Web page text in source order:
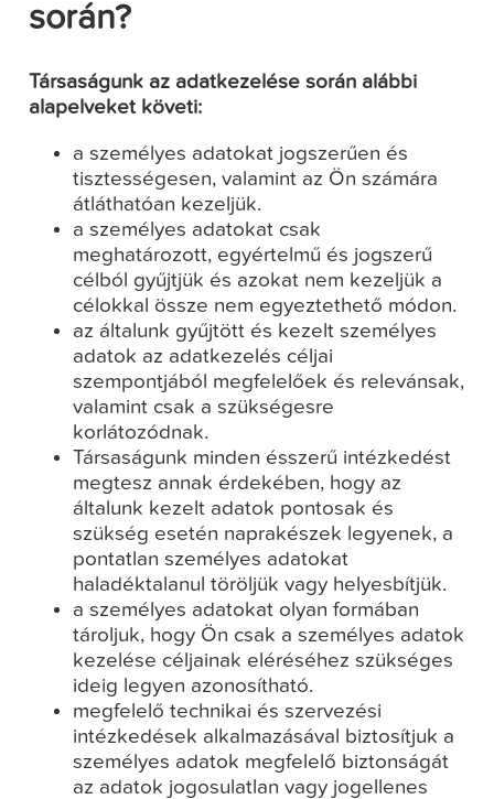
során?
Társaságunk az adatkezelése során alábbi
alapelveket követi:
a személyes adatokat jogszerűen és
tisztességesen, valamint az Ön számára
átláthatóan kezeljük.
a személyes adatokat csak
meghatározott, egyértelmű és jogszerű
célból gyűjtjük és azokat nem kezeljük a
célokkal össze nem egyeztethető módon.
az általunk gyűjtött és kezelt személyes
adatok az adatkezelés céljai
szempontjából megfelelőek és relevánsak,
valamint csak a szükségesre
korlátozódnak.
Társaságunk minden ésszerű intézkedést
megtesz annak érdekében, hogy az
általunk kezelt adatok pontosak és
szükség esetén naprakészek legyenek, a
pontatlan személyes adatokat
haladéktalanul töröljük vagy helyesbítjük.
a személyes adatokat olyan formában
tároljuk, hogy Ön csak a személyes adatok
kezelése céljainak eléréséhez szükséges
ideig legyen azonosítható.
megfelelő technikai és szervezési
intézkedések alkalmazásával biztosítjuk a
személyes adatok megfelelő biztonságát
az adatok jogosulatlan vagy jogellenes